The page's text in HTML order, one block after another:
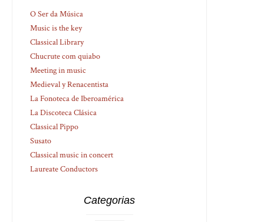
O Ser da Música
Music is the key
Classical Library
Chucrute com quiabo
Meeting in music
Medieval y Renacentista
La Fonoteca de Iberoamérica
La Discoteca Clásica
Classical Pippo
Susato
Classical music in concert
Laureate Conductors
Categorias